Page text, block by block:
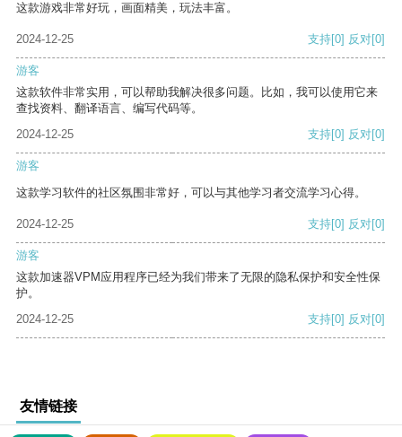
这款游戏非常好玩，画面精美，玩法丰富。
2024-12-25 支持[0] 反对[0]
游客
这款软件非常实用，可以帮助我解决很多问题。比如，我可以使用它来
查找资料、翻译语言、编写代码等。
2024-12-25
支持[0] 反对[0]
游客
这款学习软件的社区氛围非常好，可以与其他学习者交流学习心得。
2024-12-25 支持[0] 反对[0]
游客
这款加速器VPM应用程序已经为我们带来了无限的隐私保护和安全性保
护。
2024-12-25
支持[0] 反对[0]
友情链接